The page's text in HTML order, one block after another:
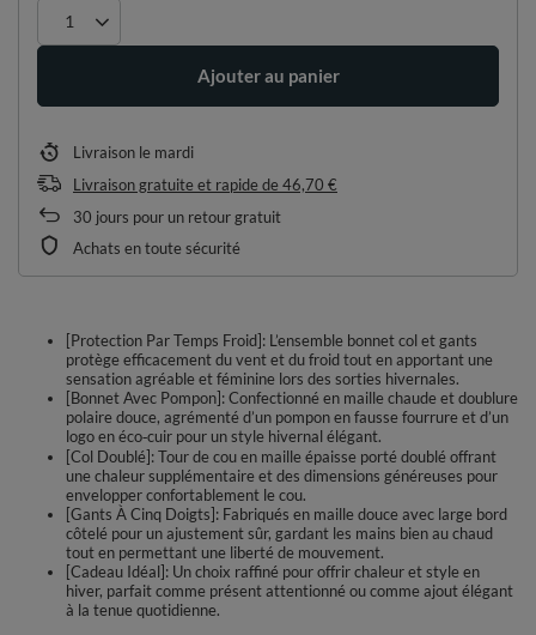
Ajouter au panier
Livraison le mardi
Livraison gratuite et rapidede46,70 €
30 jours pour un retour gratuit
Achats en toute sécurité
[Protection Par Temps Froid]: L’ensemble bonnet col et gants
protège efficacement du vent et du froid tout en apportant une
sensation agréable et féminine lors des sorties hivernales.
[Bonnet Avec Pompon]: Confectionné en maille chaude et doublure
polaire douce, agrémenté d’un pompon en fausse fourrure et d’un
logo en éco‑cuir pour un style hivernal élégant.
[Col Doublé]: Tour de cou en maille épaisse porté doublé offrant
une chaleur supplémentaire et des dimensions généreuses pour
envelopper confortablement le cou.
[Gants À Cinq Doigts]: Fabriqués en maille douce avec large bord
côtelé pour un ajustement sûr, gardant les mains bien au chaud
tout en permettant une liberté de mouvement.
[Cadeau Idéal]: Un choix raffiné pour offrir chaleur et style en
hiver, parfait comme présent attentionné ou comme ajout élégant
à la tenue quotidienne.